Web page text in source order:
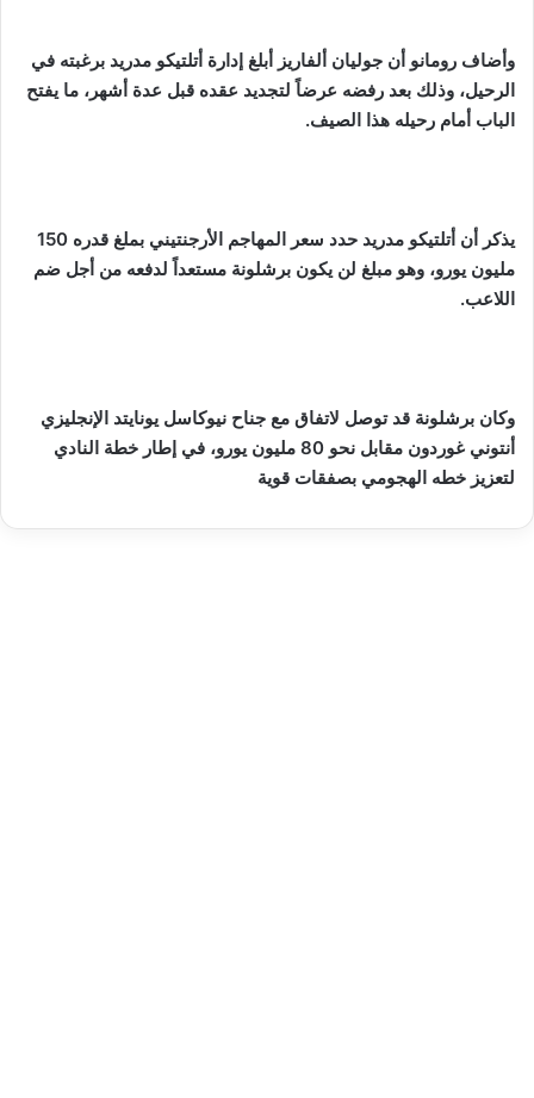
وأضاف رومانو أن جوليان ألفاريز أبلغ إدارة أتلتيكو مدريد برغبته في
الرحيل، وذلك بعد رفضه عرضاً لتجديد عقده قبل عدة أشهر، ما يفتح
الباب أمام رحيله هذا الصيف.
يذكر أن أتلتيكو مدريد حدد سعر المهاجم الأرجنتيني بملغ قدره 150
مليون يورو، وهو مبلغ لن يكون برشلونة مستعداً لدفعه من أجل ضم
اللاعب.
وكان برشلونة قد توصل لاتفاق مع جناح نيوكاسل يونايتد الإنجليزي
أنتوني غوردون مقابل نحو 80 مليون يورو، في إطار خطة النادي
لتعزيز خطه الهجومي بصفقات قوية